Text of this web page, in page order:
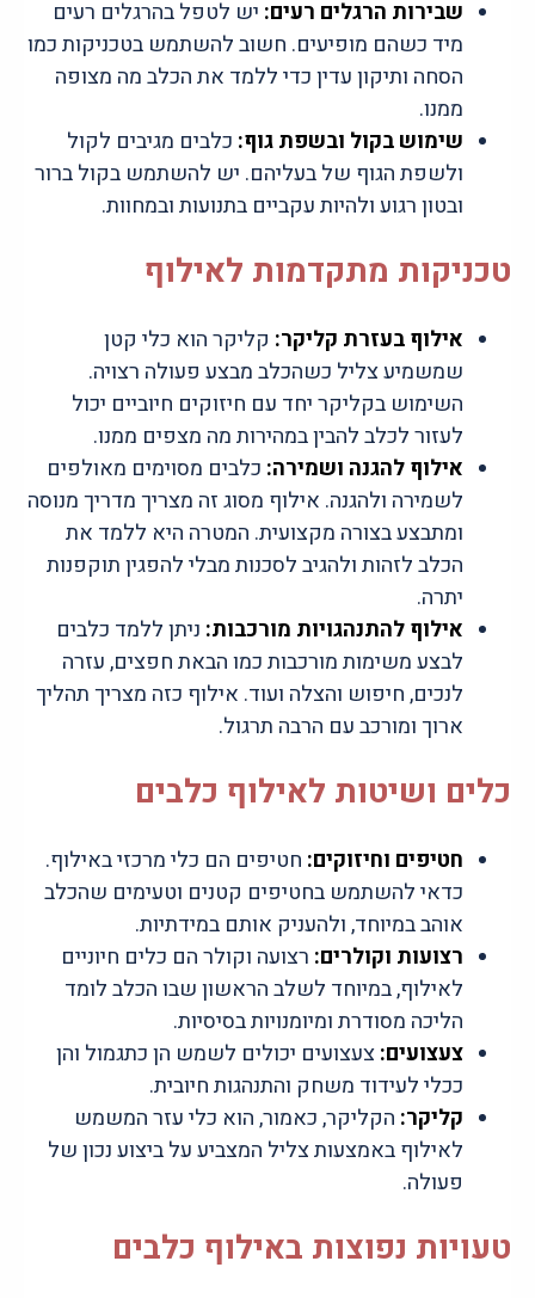
שבירות הרגלים רעים: יש לטפל בהרגלים רעים
מיד כשהם מופיעים. חשוב להשתמש בטכניקות כמו
הסחה ותיקון עדין כדי ללמד את הכלב מה מצופה
ממנו.
שימוש בקול ובשפת גוף: כלבים מגיבים לקול
ולשפת הגוף של בעליהם. יש להשתמש בקול ברור
ובטון רגוע ולהיות עקביים בתנועות ובמחוות.
טכניקות מתקדמות לאילוף
אילוף בעזרת קליקר: קליקר הוא כלי קטן
שמשמיע צליל כשהכלב מבצע פעולה רצויה.
השימוש בקליקר יחד עם חיזוקים חיוביים יכול
לעזור לכלב להבין במהירות מה מצפים ממנו.
אילוף להגנה ושמירה: כלבים מסוימים מאולפים
לשמירה ולהגנה. אילוף מסוג זה מצריך מדריך מנוסה
ומתבצע בצורה מקצועית. המטרה היא ללמד את
הכלב לזהות ולהגיב לסכנות מבלי להפגין תוקפנות
יתרה.
אילוף להתנהגויות מורכבות: ניתן ללמד כלבים
לבצע משימות מורכבות כמו הבאת חפצים, עזרה
לנכים, חיפוש והצלה ועוד. אילוף כזה מצריך תהליך
ארוך ומורכב עם הרבה תרגול.
כלים ושיטות לאילוף כלבים
חטיפים וחיזוקים: חטיפים הם כלי מרכזי באילוף.
כדאי להשתמש בחטיפים קטנים וטעימים שהכלב
אוהב במיוחד, ולהעניק אותם במידתיות.
רצועות וקולרים: רצועה וקולר הם כלים חיוניים
לאילוף, במיוחד לשלב הראשון שבו הכלב לומד
הליכה מסודרת ומיומנויות בסיסיות.
צעצועים:צעצועים יכולים לשמש הן כתגמול והן
ככלי לעידוד משחק והתנהגות חיובית.
קליקר: הקליקר, כאמור, הוא כלי עזר המשמש
לאילוף באמצעות צליל המצביע על ביצוע נכון של
פעולה.
טעויות נפוצות באילוף כלבים